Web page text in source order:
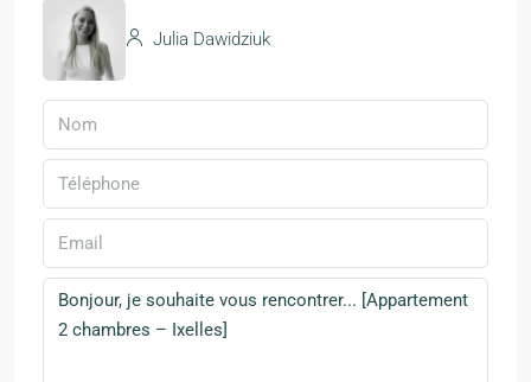
Julia Dawidziuk